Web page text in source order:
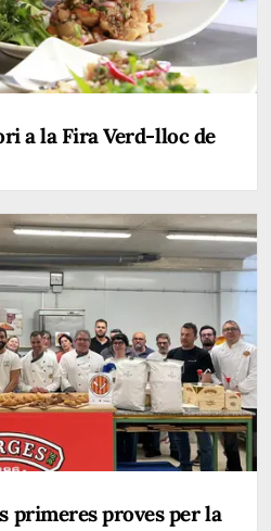
a la Fira Verd-lloc de
primeres proves per la